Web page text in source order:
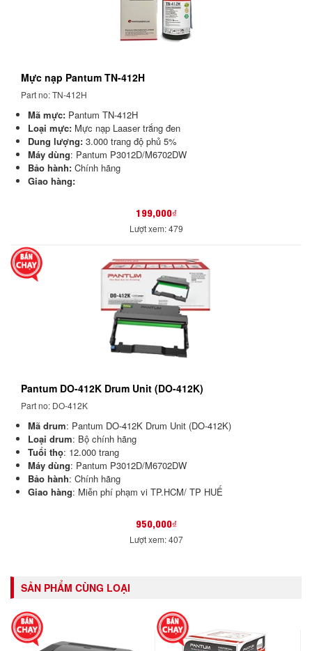
Mực nạp Pantum TN-412H
Part no: TN-412H
Mã mực: Pantum TN-412H
Loại mực: Mực nạp Laaser trắng đen
Dung lượng: 3.000 trang độ phủ 5%
Máy dùng: Pantum P3012D/M6702DW
Bảo hành: Chính hãng
Giao hàng:
199,000₫
Lượt xem: 479
Pantum DO-412K Drum Unit (DO-412K)
Part no: DO-412K
Mã drum: Pantum DO-412K Drum Unit (DO-412K)
Loại drum: Bộ chính hãng
Tuổi thọ: 12.000 trang
Máy dùng: Pantum P3012D/M6702DW
Bảo hành: Chính hãng
Giao hàng: Miễn phí phạm vi TP.HCM/ TP HUẾ
950,000₫
Lượt xem: 407
SẢN PHẨM CÙNG LOẠI